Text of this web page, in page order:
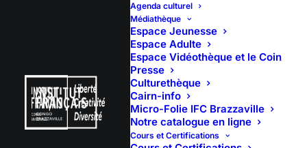
Agenda culturel
Médiathèque
Espace Jeunesse
Espace Adulte
Espace Vidéothèque et le Coin
Presse
Culturethèque
Cairn-info
Micro-Folie IFC Brazzaville
Notre catalogue en ligne
Cours et Certifications
𝐂𝐎𝐍𝐂𝐄𝐑𝐓 – 𝐋𝐀
𝐆𝐑𝐀𝐍𝐃𝐄 𝐂𝐇𝐎𝐑𝐀𝐋𝐄
𝐃𝐄𝐒 𝐃𝐈𝐑𝐈𝐆𝐈𝐄𝐀𝐍𝐓𝐒